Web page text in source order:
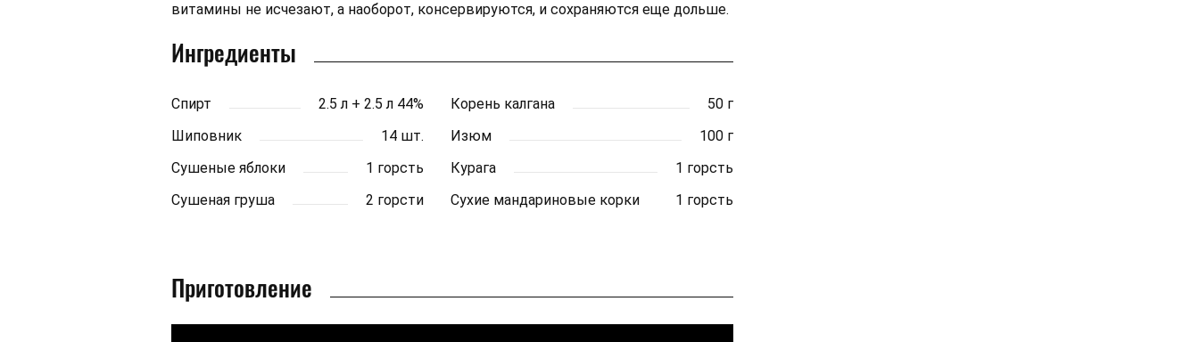
витамины не исчезают, а наоборот, консервируются, и сохраняются еще дольше.
Ингредиенты
Спирт 2.5 л + 2.5 л 44% Корень калгана
50 г
Шиповник
14 шт. Изюм
100 г
Сушеные яблоки
1 горсть Курага
1 горсть
Сушеная груша
2 горсти Сухие мандариновые корки 1 горсть
Приготовление